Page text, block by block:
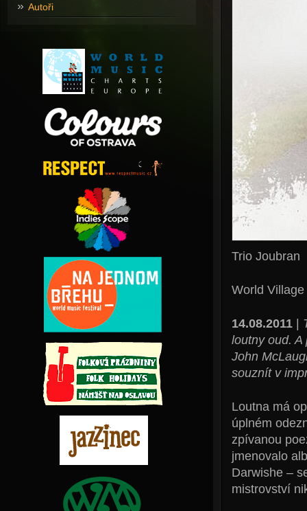
Trio Joubran
World Village
14.08.2011|
loutny oud.
John
souznít v
Loutna má
úplném
zpívanou
jmenovalo
Darwishe –
mistrovství
Autoři